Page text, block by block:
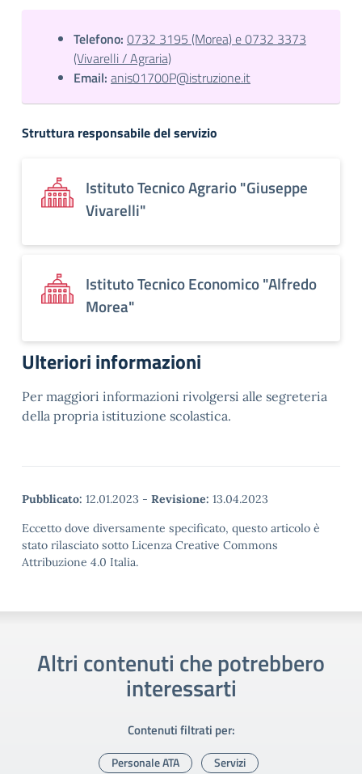
Telefono: 0732 3195 (Morea) e 0732 3373
(Vivarelli / Agraria)
Email: anis01700P@istruzione.it
Struttura responsabile del servizio
Istituto Tecnico Agrario "Giuseppe
Vivarelli"
Istituto Tecnico Economico "Alfredo
Morea"
Ulteriori informazioni
Per maggiori informazioni rivolgersi alle segreteria
della propria istituzione scolastica.
Pubblicato: 12.01.2023 - Revisione: 13.04.2023
Eccetto dove diversamente specificato, questo articolo è
stato rilasciato sotto Licenza Creative Commons
Attribuzione 4.0 Italia.
Altri contenuti che potrebbero
interessarti
Contenuti filtrati per:
Personale ATA Servizi